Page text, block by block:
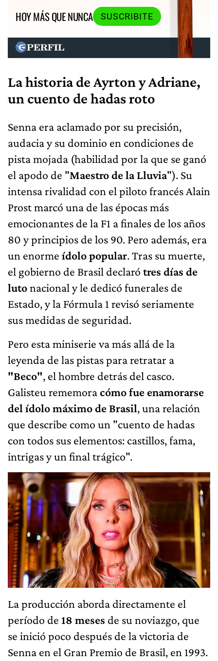
HOY MÁS QUE NUNCA SUSCRIBITE
La historia de Ayrton y Adriane,
un cuento de hadas roto
Senna era aclamado por su precisión,
audacia y su dominio en condiciones de
pista mojada (habilidad por la que se ganó
el apodo de "Maestro de la Lluvia"). Su
intensa rivalidad con el piloto francés Alain
Prost marcó una de las épocas más
emocionantes de la F1 a finales de los años
80 y principios de los 90. Pero además, era
un enorme ídolo popular. Tras su muerte,
el gobierno de Brasil declaró tres días de
lutonacional y le dedicó funerales de
Estado, y la Fórmula 1 revisó seriamente
sus medidas de seguridad.
Pero esta miniserie va más allá de la
leyenda de las pistas para retratar a
"Beco", el hombre detrás del casco.
Galisteu rememoracómo fue enamorarse
del ídolo máximo de Brasil, una relación
que describe como un "cuento de hadas
con todos sus elementos: castillos, fama,
intrigas y un final trágico".
La producción aborda directamente el
período de 18 meses de su noviazgo, que
se inició poco después de la victoria de
Senna en el Gran Premio de Brasil, en 1993.